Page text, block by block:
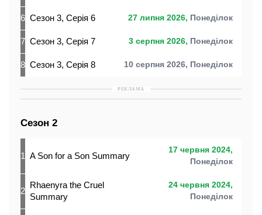
6 Сезон 3, Серія 6 27 липня 2026, Понеділок
7 Сезон 3, Серія 7 3 серпня 2026, Понеділок
8 Сезон 3, Серія 8 10 серпня 2026, Понеділок
РЕКЛАМА
Сезон 2
1 A Son for a Son Summary
17 червня 2024,
Понеділок
2
Rhaenyra the Cruel
Summary
24 червня 2024,
Понеділок